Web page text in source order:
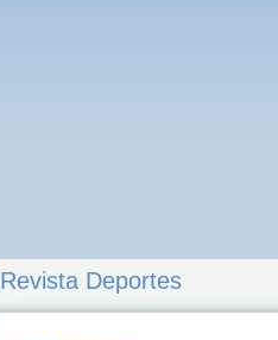
Revista Deportes